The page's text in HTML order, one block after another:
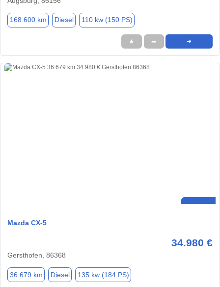
168.600 km Diesel 110 kw (150 PS)
★ ➦ ➜
Mazda CX-5
34.980 €
Gersthofen, 86368
36.679 km Diesel 135 kw (184 PS)